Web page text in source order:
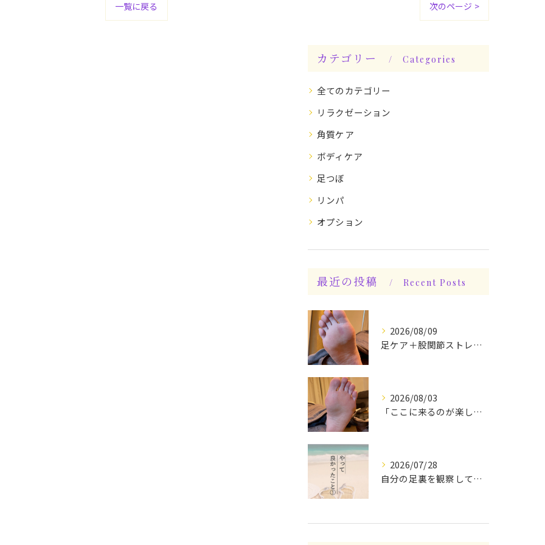
一覧に戻る 次のページ >
カテゴリー Categories
全てのカテゴリー
リラクゼーション
角質ケア
ボディケア
足つぼ
リンパ
オプション
最近の投稿 Recent Posts
2026/08/09
足ケア＋股関節ストレッチ込み身体整えケアでスッキリ♪
2026/08/03
「ここに来るのが楽しみです♪」と、言っていただけます◎
2026/07/28
自分の足裏を観察してみる！やって良かったぁ〜♪